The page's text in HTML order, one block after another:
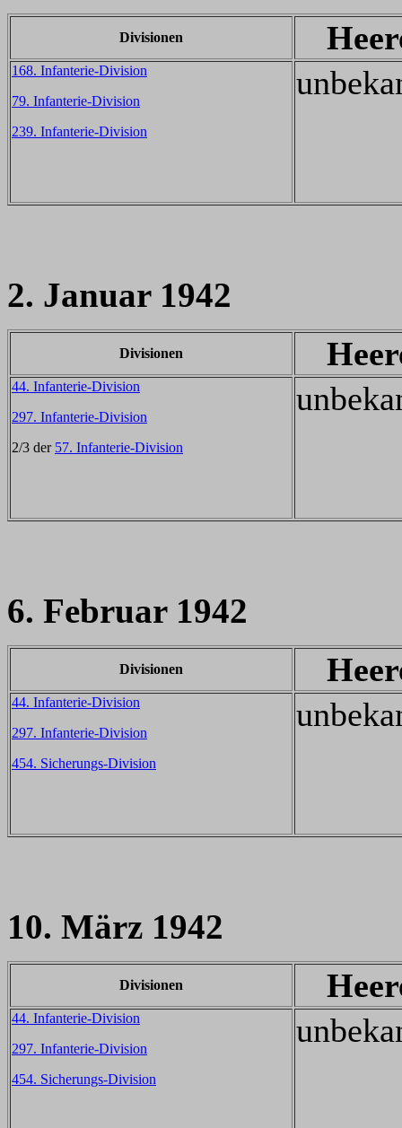
Divisionen
168. Infanterie-Division
79. Infanterie-Division
239. Infanterie-Division
2. Januar 1942
Divisionen
44. Infanterie-Division
297. Infanterie-Division
2/3 der 57. Infanterie-Division
6. Februar 1942
Divisionen
44. Infanterie-Division
297. Infanterie-Division
454. Sicherungs-Division
10. März 1942
Divisionen
44. Infanterie-Division
297. Infanterie-Division
454. Sicherungs-Division